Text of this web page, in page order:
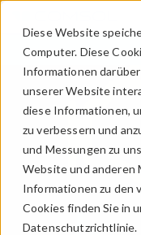
Diese Website
Computer. Diese
Informationen darüber
unserer Website
diese Informationen,
zu verbessern und
und Messungen zu
Website und anderen
Informationen zu den
Cookies finden Sie in
Datenschutzrichtlinie.